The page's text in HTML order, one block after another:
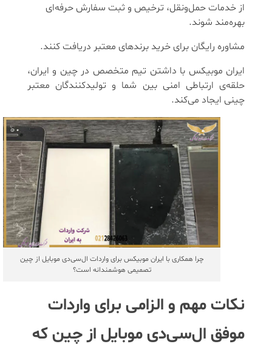
از خدمات حمل‌و‌نقل، ترخیص و ثبت سفارش حرفه‌ای
بهره‌مند شوند.
مشاوره رایگان برای خرید برندهای معتبر دریافت کنند.
ایران موبیکس با داشتن تیم متخصص در چین و ایران،
حلقه‌ی ارتباطی امنی بین شما و تولیدکنندگان معتبر
چینی ایجاد می‌کند.
چرا همکاری با ایران موبیکس برای واردات ال‌سی‌دی موبایل از چین
تصمیمی هوشمندانه است؟
نکات مهم و الزامی برای واردات
موفق ال‌سی‌دی موبایل از چین که